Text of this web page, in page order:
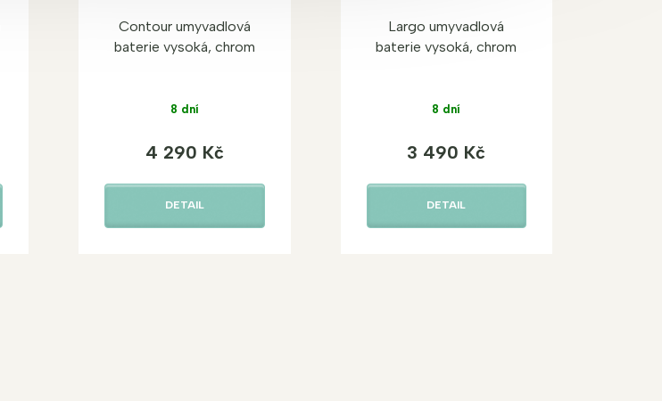
Contour umyvadlová
baterie vysoká, chrom
8 dní
4 290 Kč
DETAIL
Largo umyvadlová
baterie vysoká, chrom
8 dní
3 490 Kč
DETAIL